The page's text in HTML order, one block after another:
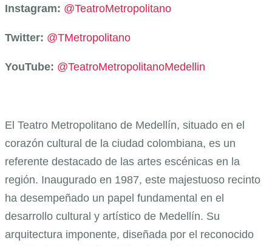
Instagram: @TeatroMetropolitano
Twitter: @TMetropolitano
YouTube: @TeatroMetropolitanoMedellin
El Teatro Metropolitano de Medellín, situado en el
corazón cultural de la ciudad colombiana, es un
referente destacado de las artes escénicas en la
región. Inaugurado en 1987, este majestuoso recinto
ha desempeñado un papel fundamental en el
desarrollo cultural y artístico de Medellín. Su
arquitectura imponente, diseñada por el reconocido